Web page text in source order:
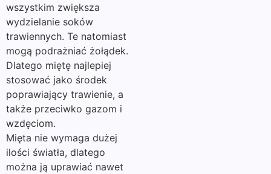
wszystkim zwiększa
wydzielanie soków
trawiennych. Te natomiast
mogą podrażniać żołądek.
Dlatego miętę najlepiej
stosować jako środek
poprawiający trawienie, a
także przeciwko gazom i
wzdęciom.
Mięta nie wymaga dużej
ilości światła, dlatego
można ją uprawiać nawet